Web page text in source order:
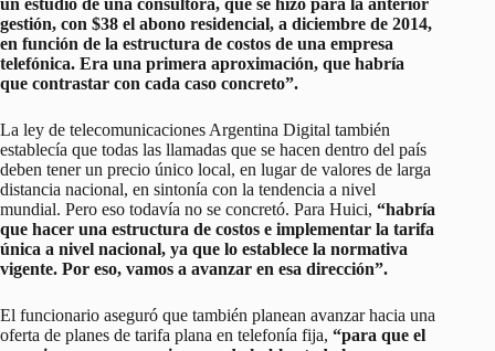
gestión, con $38 el abono residencial, a diciembre de 2014,
en función de la estructura de costos de una empresa
telefónica. Era una primera aproximación, que habría
que contrastar con cada caso concreto”.
La ley de telecomunicaciones Argentina Digital también
establecía que todas las llamadas que se hacen dentro del país
deben tener un precio único local, en lugar de valores de larga
distancia nacional, en sintonía con la tendencia a nivel
mundial. Pero eso todavía no se concretó. Para Huici, “habría
que hacer una estructura de costos e implementar la tarifa
única a nivel nacional, ya que lo establece la normativa
vigente. Por eso, vamos a avanzar en esa dirección”.
El funcionario aseguró que también planean avanzar hacia una
oferta de planes de tarifa plana en telefonía fija, “para que el